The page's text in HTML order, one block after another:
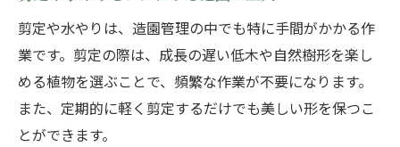
剪定や水やりは、造園管理の中でも特に手間がかかる作
業です。剪定の際は、成長の遅い低木や自然樹形を楽し
める植物を選ぶことで、頻繁な作業が不要になります。
また、定期的に軽く剪定するだけでも美しい形を保つこ
とができます。